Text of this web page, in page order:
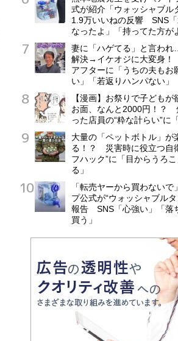
式が紹介「ウォッシャブル
1.9万いいねの反響 SNS「
なったよ」「持ってた方が
妻に「ハゲてる」と言わ
解決→イケオジに大変身
アフターに「うちの夫もお
い」「若返りハンパない」
【漫画】お祭りで子どもが
お面、なんと2000円！？
った店員の“粋な計らい”に
大量の「ペットボトル」が
る！？ 災害時に役立つ自
フハック”に「目からうろ
る」
「転売ヤーから買わないで
プ公式が“ウォッシャブル
報告 SNS「心強い」「落
買う」